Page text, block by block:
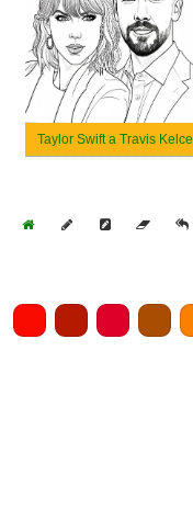
Taylor Swift a Travis Kelce